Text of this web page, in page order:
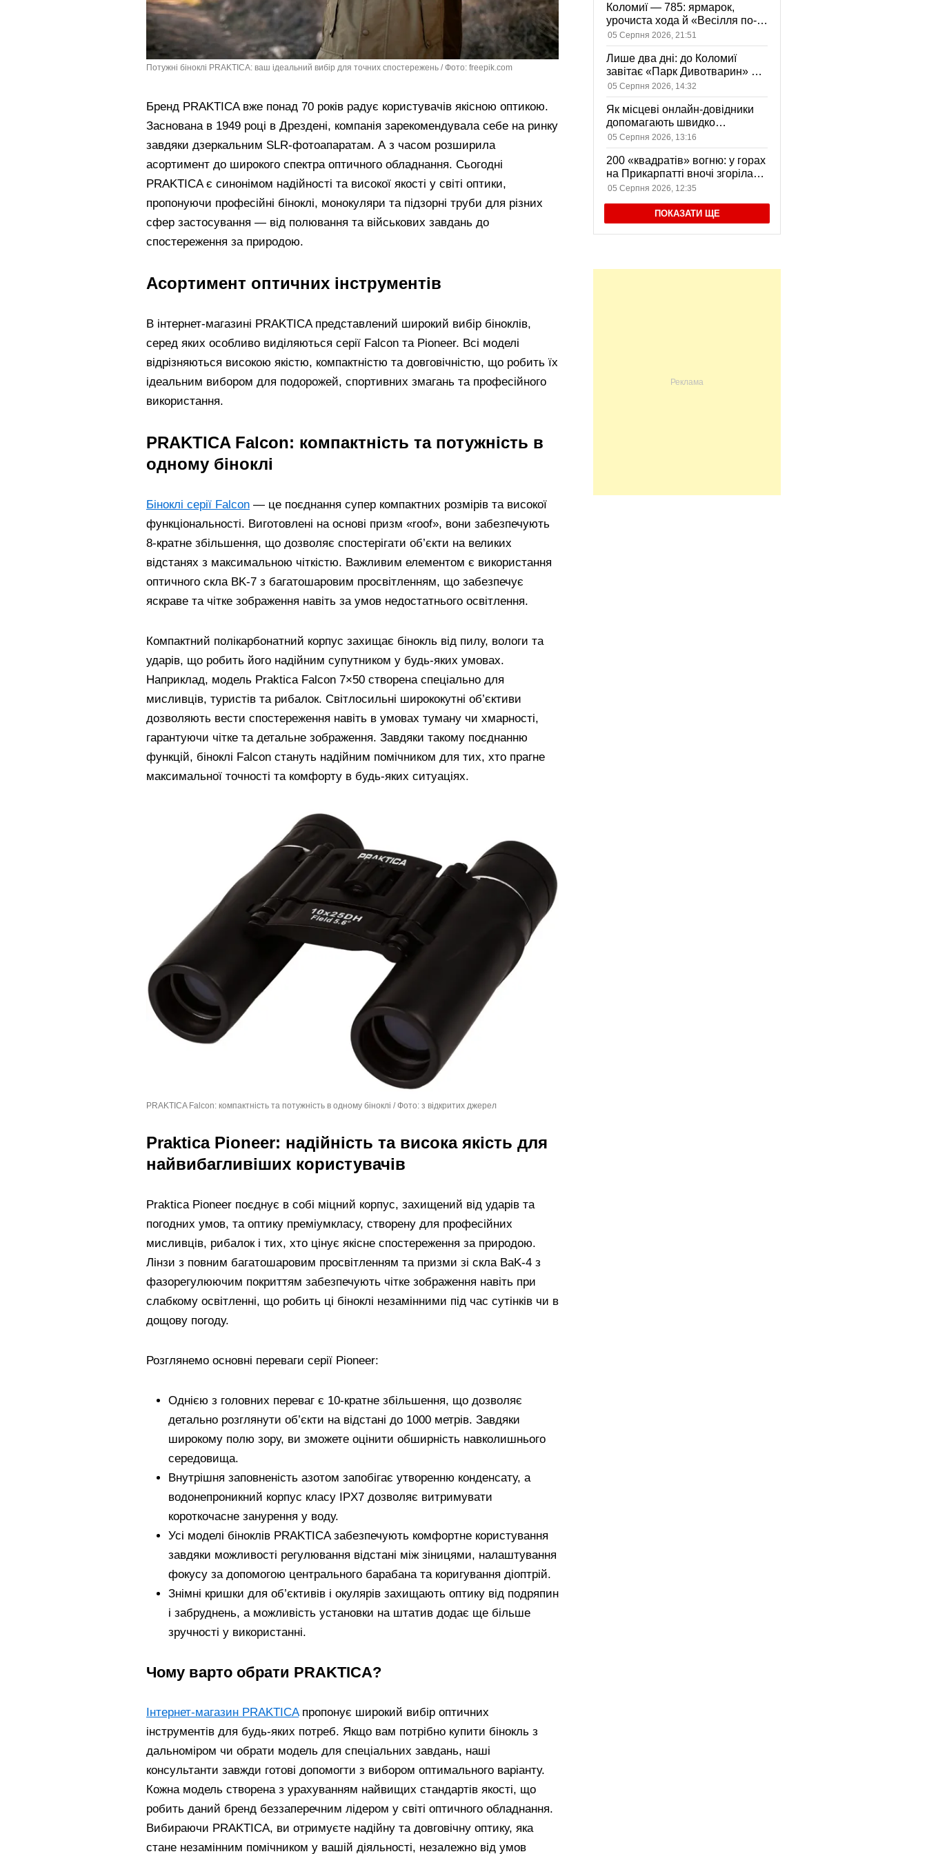
Потужні біноклі PRAKTICA: ваш ідеальний вибір для точних спостережень / Фото: freepik.com
Бренд PRAKTICA вже понад 70 років радує користувачів якісною оптикою.
Заснована в 1949 році в Дрездені, компанія зарекомендувала себе на ринку
завдяки дзеркальним SLR-фотоапаратам. А з часом розширила
асортимент до широкого спектра оптичного обладнання. Сьогодні
PRAKTICA є синонімом надійності та високої якості у світі оптики,
пропонуючи професійні біноклі, монокуляри та підзорні труби для різних
сфер застосування — від полювання та військових завдань до
спостереження за природою.
Асортимент оптичних інструментів
В інтернет-магазині PRAKTICA представлений широкий вибір біноклів,
серед яких особливо виділяються серії Falcon та Pioneer. Всі моделі
відрізняються високою якістю, компактністю та довговічністю, що робить їх
ідеальним вибором для подорожей, спортивних змагань та професійного
використання.
PRAKTICA Falcon: компактність та потужність в
одному біноклі
Біноклі серії Falcon — це поєднання супер компактних розмірів та високої
функціональності. Виготовлені на основі призм «roof», вони забезпечують
8-кратне збільшення, що дозволяє спостерігати об’єкти на великих
відстанях з максимальною чіткістю. Важливим елементом є використання
оптичного скла BK-7 з багатошаровим просвітленням, що забезпечує
яскраве та чітке зображення навіть за умов недостатнього освітлення.
Компактний полікарбонатний корпус захищає бінокль від пилу, вологи та
ударів, що робить його надійним супутником у будь-яких умовах.
Наприклад, модель Praktica Falcon 7×50 створена спеціально для
мисливців, туристів та рибалок. Світлосильні ширококутні об’єктиви
дозволяють вести спостереження навіть в умовах туману чи хмарності,
гарантуючи чітке та детальне зображення. Завдяки такому поєднанню
функцій, біноклі Falcon стануть надійним помічником для тих, хто прагне
максимальної точності та комфорту в будь-яких ситуаціях.
PRAKTICA Falcon: компактність та потужність в одному біноклі / Фото: з відкритих джерел
Praktica Pioneer: надійність та висока якість для
найвибагливіших користувачів
Praktica Pioneer поєднує в собі міцний корпус, захищений від ударів та
погодних умов, та оптику преміумкласу, створену для професійних
мисливців, рибалок і тих, хто цінує якісне спостереження за природою.
Лінзи з повним багатошаровим просвітленням та призми зі скла BaK-4 з
фазорегулюючим покриттям забезпечують чітке зображення навіть при
слабкому освітленні, що робить ці біноклі незамінними під час сутінків чи в
дощову погоду.
Розглянемо основні переваги серії Pioneer:
Однією з головних переваг є 10-кратне збільшення, що дозволяє
детально розглянути об’єкти на відстані до 1000 метрів. Завдяки
широкому полю зору, ви зможете оцінити обширність навколишнього
середовища.
Внутрішня заповненість азотом запобігає утворенню конденсату, а
водонепроникний корпус класу IPX7 дозволяє витримувати
короткочасне занурення у воду.
Усі моделі біноклів PRAKTICA забезпечують комфортне користування
завдяки можливості регулювання відстані між зіницями, налаштування
фокусу за допомогою центрального барабана та коригування діоптрій.
Знімні кришки для об’єктивів і окулярів захищають оптику від подряпин
і забруднень, а можливість установки на штатив додає ще більше
зручності у використанні.
Чому варто обрати PRAKTICA?
Інтернет-магазин PRAKTICAпропонує широкий вибір оптичних
інструментів для будь-яких потреб. Якщо вам потрібно купити бінокль з
дальноміром чи обрати модель для спеціальних завдань, наші
консультанти завжди готові допомогти з вибором оптимального варіанту.
Кожна модель створена з урахуванням найвищих стандартів якості, що
робить даний бренд беззаперечним лідером у світі оптичного обладнання.
Вибираючи PRAKTICA, ви отримуєте надійну та довговічну оптику, яка
стане незамінним помічником у вашій діяльності, незалежно від умов
Коломиї — 785: ярмарок,
урочиста хода й «Весілля по-
Коломийськи» — чим
дивуватиме День міста
05 Серпня 2026, 21:51
Лише два дні: до Коломиї
завітає «Парк Дивотварин» — і
вхід безкоштовний
05 Серпня 2026, 14:32
Як місцеві онлайн-довідники
допомагають швидко
знаходити послуги у своєму
місті
05 Серпня 2026, 13:16
200 «квадратів» вогню: у горах
на Прикарпатті вночі згоріла
садиба, є постраждала
05 Серпня 2026, 12:35
ПОКАЗАТИ ЩЕ